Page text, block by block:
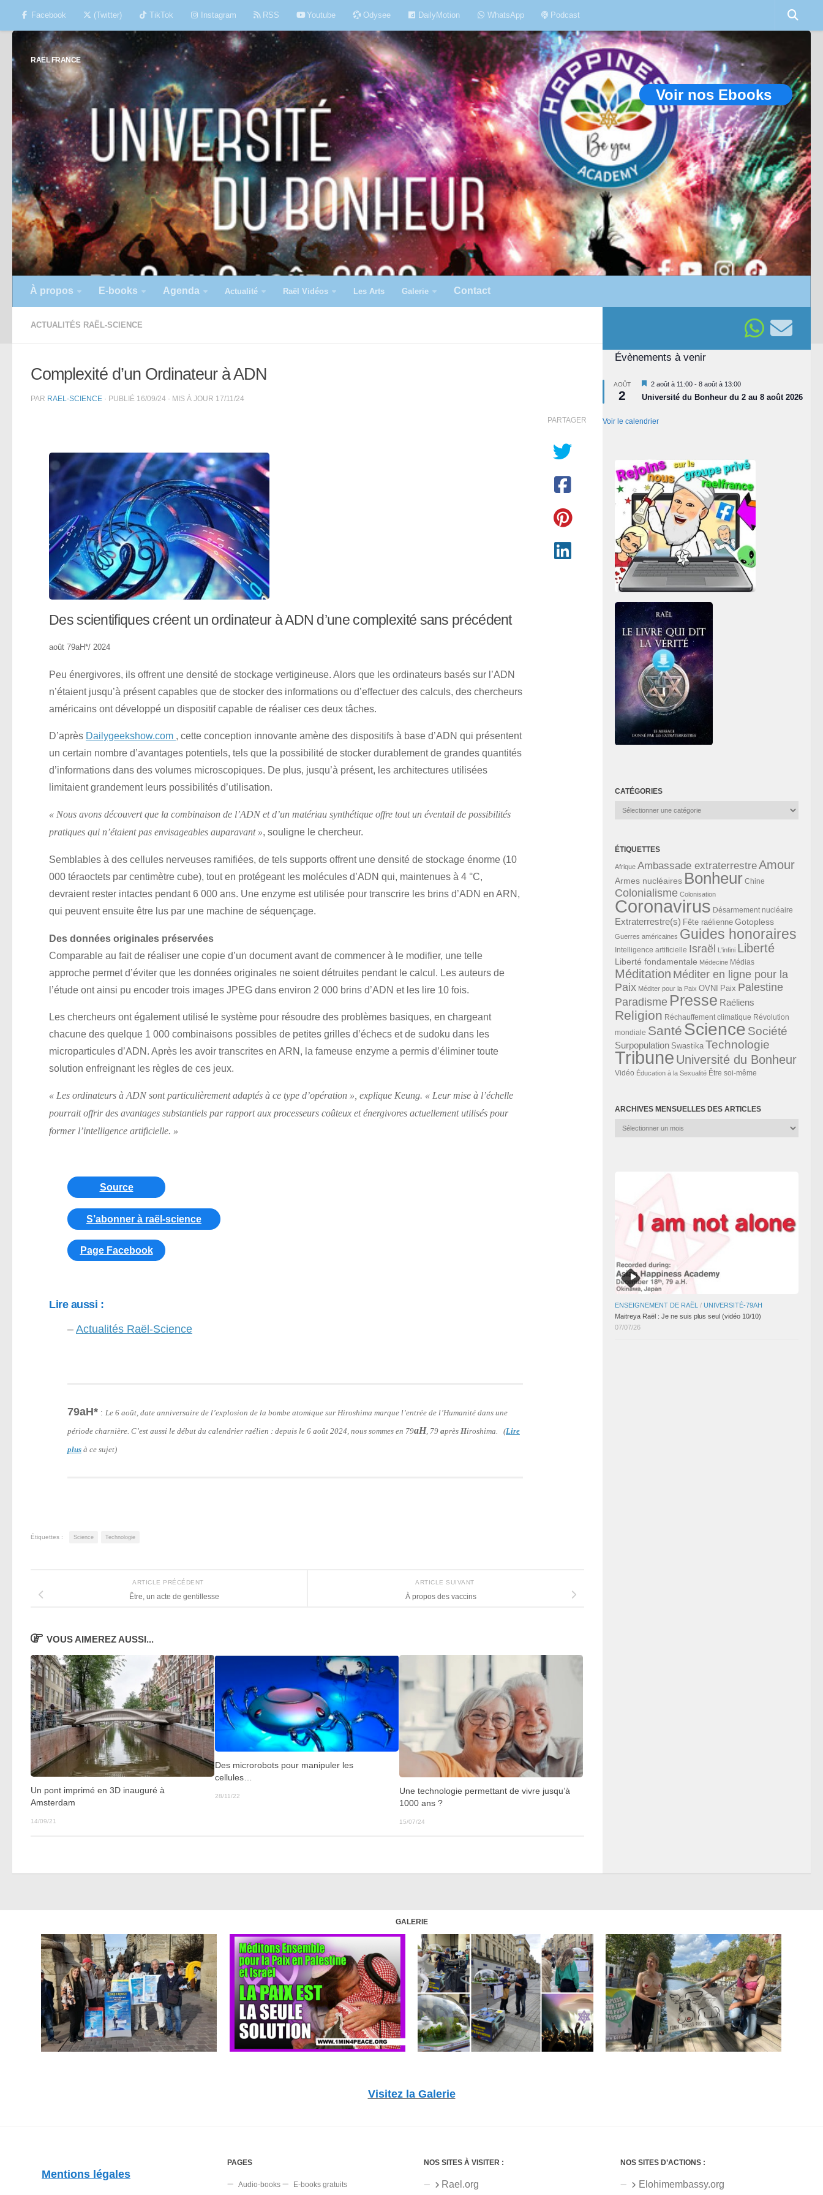
Skip to content
Facebook (Twitter) TikTok Instagram RSS Youtube Odysee DailyMotion WhatsApp Podcast
RAËL FRANCE
Voir nos Ebooks
À propos E-books Agenda Actualité Raël Vidéos Les Arts Galerie Contact
ACTUALITÉS RAËL-SCIENCE
Complexité d’un Ordinateur à ADN
PAR RAEL-SCIENCE · PUBLIÉ 16/09/24 · MIS À JOUR 17/11/24
Des scientifiques créent un ordinateur à ADN d’une complexité sans précédent
août 79aH*/ 2024
Peu énergivores, ils offrent une densité de stockage vertigineuse. Alors que les ordinateurs basés sur l’ADN
n’étaient jusqu’à présent capables que de stocker des informations ou d’effectuer des calculs, des chercheurs
américains ont développé un dispositif capable de réaliser ces deux tâches.
D’après Dailygeekshow.com , cette conception innovante amène des dispositifs à base d’ADN qui présentent
un certain nombre d’avantages potentiels, tels que la possibilité de stocker durablement de grandes quantités
d’informations dans des volumes microscopiques. De plus, jusqu’à présent, les architectures utilisées
limitaient grandement leurs possibilités d’utilisation.
« Nous avons découvert que la combinaison de l’ADN et d’un matériau synthétique offre tout un éventail de possibilités
pratiques qui n’étaient pas envisageables auparavant », souligne le chercheur.
Semblables à des cellules nerveuses ramifiées, de tels supports offrent une densité de stockage énorme (10
000 téraoctets par centimètre cube), tout en protégeant les molécules d’ADN qui, maintenues à 4 °C,
devraient rester intactes pendant 6 000 ans. Une enzyme est utilisée pour transcrire les brins d’ADN en ARN,
qui peuvent ensuite être lus par une machine de séquençage.
Des données originales préservées
Comparable au fait de réaliser une copie d’un document avant de commencer à le modifier, une telle
approche permet d’éviter que les données originales ne soient détruites pendant le calcul. Les auteurs de
l’étude ont ainsi pu encoder trois images JPEG dans environ 2 000 brins d’ADN et les lire 10 fois.
Les chercheurs ont également utilisé le système pour résoudre des problèmes basiques, en chargeant
chacune des quelque 1 000 combinaisons possibles de petites grilles d’échecs et de sudoku dans les
microparticules d’ADN. Après les avoir transcrites en ARN, la fameuse enzyme a permis d’éliminer toute
solution enfreignant les règles de ces jeux.
« Les ordinateurs à ADN sont particulièrement adaptés à ce type d’opération », explique Keung. « Leur mise à l’échelle
pourrait offrir des avantages substantiels par rapport aux processeurs coûteux et énergivores actuellement utilisés pour
former l’intelligence artificielle. »
Source
S’abonner à raël-science
Page Facebook
Lire aussi :
– Actualités Raël-Science
79aH* : Le 6 août, date anniversaire de l’explosion de la bombe atomique sur Hiroshima marque l’entrée de l’Humanité dans une
période charnière. C’est aussi le début du calendrier raélien : depuis le 6 août 2024, nous sommes en 79aH, 79 après Hiroshima. (Lire
plus à ce sujet)
PARTAGER
Étiquettes : Science Technologie
ARTICLE SUIVANT
À propos des vaccins
ARTICLE PRÉCÉDENT
Être, un acte de gentillesse
VOUS AIMEREZ AUSSI...
Un pont imprimé en 3D inauguré à
Amsterdam
14/09/21
Des microrobots pour manipuler les
cellules…
28/11/22
Une technologie permettant de vivre jusqu’à
1000 ans ?
15/07/24
Évènements à venir
AOÛT
2
Mis
en
avant
2 août à 11:00 - 8 août à 13:00
Université du Bonheur du 2 au 8 août 2026
Voir le calendrier
CATÉGORIES
Catégories
ÉTIQUETTES
Afrique Ambassade extraterrestreAmour
Armes nucléaires Bonheur Chine
Colonialisme Colonisation
Coronavirus Désarmement nucléaire
Extraterrestre(s) Fête raélienne Gotopless
Guerres américaines Guides honoraires
Intelligence artificielle Israël L'infini Liberté
Liberté fondamentale Médecine Médias
Méditation Méditer en ligne pour la
Paix Méditer pour la Paix OVNI Paix Palestine
Paradisme Presse Raéliens
Religion Réchauffement climatique Révolution
mondiale Santé Science Société
Surpopulation Swastika Technologie
Tribune Université du Bonheur
Vidéo Éducation à la Sexualité Être soi-même
ARCHIVES MENSUELLES DES ARTICLES
Archives
ENSEIGNEMENT DE RAËL / UNIVERSITÉ-79AH
Maitreya Raël : Je ne suis plus seul (vidéo 10/10)
07/07/26
GALERIE
Visitez la Galerie
Mentions légales
PAGES
Audio-books E-books gratuits
NOS SITES À VISITER :
Rael.org
NOS SITES D’ACTIONS :
Elohimembassy.org